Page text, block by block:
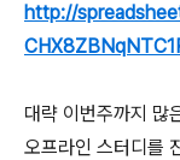
http://
대략 이번주까지 많
오프라인 스터디를